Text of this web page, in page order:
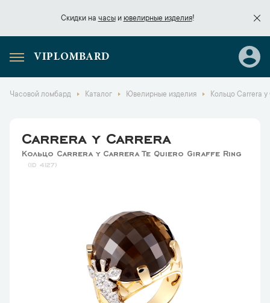
Скидки на часыи ювелирные изделия!
Скидки начасы
VIPLOMBARD
Часовой ломбард Каталог Ювелирные изделия Кольцо Carrera
Carrera y Carrera
Кольцо Carrera y Carrera Te Quiero Giraffe Ring
4127